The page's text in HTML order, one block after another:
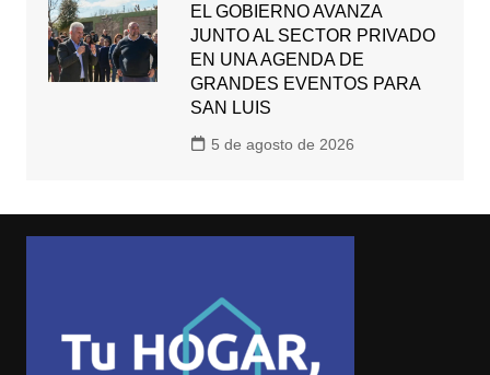
EL GOBIERNO AVANZA
JUNTO AL SECTOR PRIVADO
EN UNA AGENDA DE
GRANDES EVENTOS PARA
SAN LUIS
5 de agosto de 2026